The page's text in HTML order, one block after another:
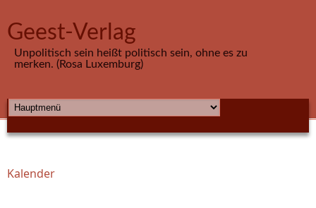
Geest-Verlag
Unpolitisch sein heißt politisch sein, ohne es zu
merken. (Rosa Luxemburg)
HAUPTMENÜ
Sie sind hier
Kalender